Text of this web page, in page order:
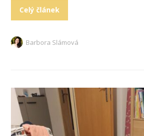
Celý článek
Barbora Slámová